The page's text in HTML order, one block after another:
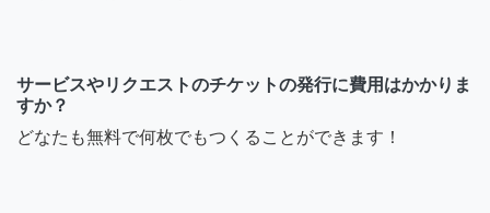
サービスやリクエストのチケットの発行に費用はかかりま
すか？
どなたも無料で何枚でもつくることができます！